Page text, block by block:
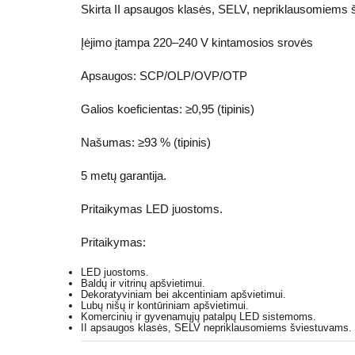
Skirta II apsaugos klasės, SELV, nepriklausomiems
Įėjimo įtampa 220–240 V kintamosios srovės
Apsaugos: SCP/OLP/OVP/OTP
Galios koeficientas: ≥0,95 (tipinis)
Našumas: ≥93 % (tipinis)
5 metų garantija.
Pritaikymas LED juostoms.
Pritaikymas:
LED juostoms.
Baldų ir vitrinų apšvietimui.
Dekoratyviniam bei akcentiniam apšvietimui.
Lubų nišų ir kontūriniam apšvietimui.
Komercinių ir gyvenamųjų patalpų LED sistemoms.
II apsaugos klasės, SELV nepriklausomiems šviestuvams.